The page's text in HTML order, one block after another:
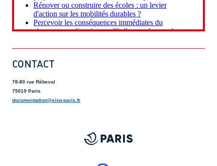
CONTACT
78-80 rue Rébeval
75019 Paris
documentation@eivp-paris.fr